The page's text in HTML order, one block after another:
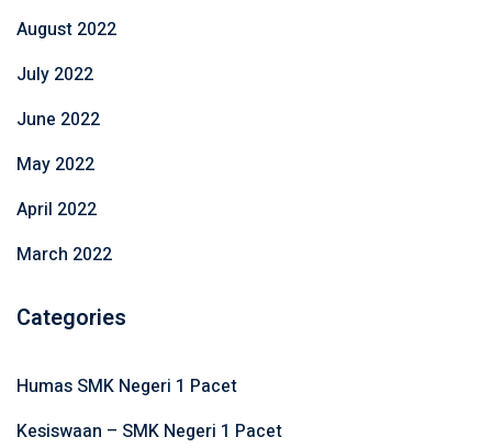
August 2022
July 2022
June 2022
May 2022
April 2022
March 2022
Categories
Humas SMK Negeri 1 Pacet
Kesiswaan – SMK Negeri 1 Pacet